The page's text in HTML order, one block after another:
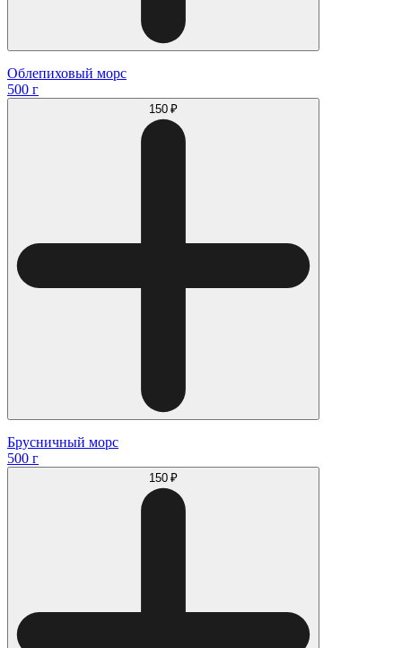
Облепиховый морс
500 г
150 ₽
Брусничный морс
500 г
150 ₽